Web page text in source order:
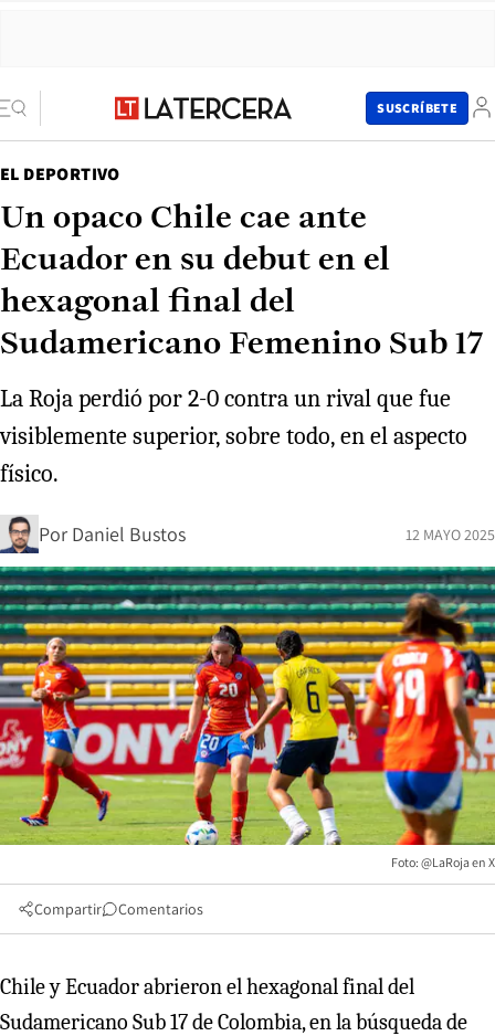
SUSCRÍBETE
EL DEPORTIVO
Un opaco Chile cae ante
Ecuador en su debut en el
hexagonal final del
Sudamericano Femenino Sub 17
La Roja perdió por 2-0 contra un rival que fue
visiblemente superior, sobre todo, en el aspecto
físico.
Por Daniel Bustos 12 MAYO 2025
Foto: @LaRoja en X
Compartir Comentarios
Chile y Ecuador abrieron el hexagonal final del
Sudamericano Sub 17 de Colombia, en la búsqueda de